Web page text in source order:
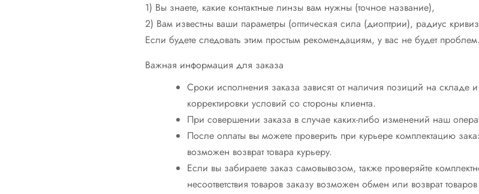
1) Вы знаете, какие контактные линзы вам нужны (точное название),
2) Вам известны ваши параметры (оптическая сила (диоптрии), радиус
Если будете следовать этим простым рекомендациям, у вас не будет проблем.
Важная информация для заказа
Сроки исполнения заказа зависят от наличия позиций на складе
корректировки условий со стороны клиента.
При совершении заказа в случае каких-либо изменений наш
После оплаты вы можете проверить при курьере комплектацию
возможен возврат товара курьеру.
Если вы забираете заказ самовывозом, также проверяйте
несоответствия товаров заказу возможен обмен или возврат